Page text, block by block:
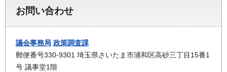
お問い合わせ
議会事務局 政策調査課
郵便番号330-9301 埼玉県さいたま市浦和区高砂三丁目15番1
号 議事堂1階